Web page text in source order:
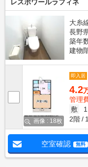
レスポワールラフィネ
大糸
長野
築年
建物
画像 : 18枚
即入居
4.2
管理
敷
2階
空室確認 無料